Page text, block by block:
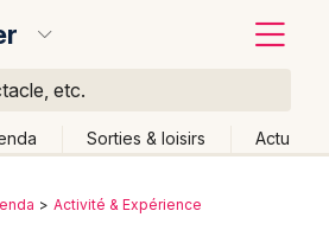
etc.
Sorties & loisirs Actu
Activité & Expérience